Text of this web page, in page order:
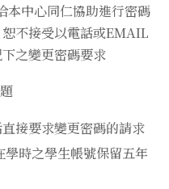
本中心同仁協助進行密碼
不接受以電話或EMAIL
之變更密碼要求
接要求變更密碼的請求
時之學生帳號保留五年